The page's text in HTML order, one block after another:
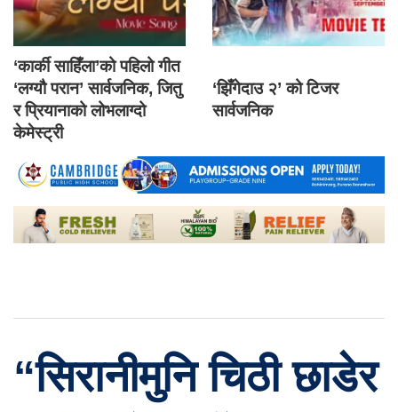
‘कार्की साहिँला’को पहिलो गीत
‘लग्यौ परान’ सार्वजनिक, जितु
र प्रियानाको लोभलाग्दो
केमेस्ट्री
‘झिँगेदाउ २’ को टिजर
सार्वजनिक
“सिरानीमुनि चिठी छाडेर